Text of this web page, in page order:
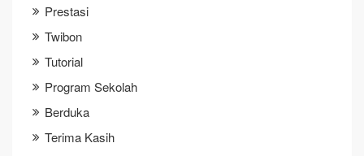
Prestasi
Twibon
Tutorial
Program Sekolah
Berduka
Terima Kasih